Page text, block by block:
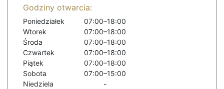
Godziny otwarcia:
Poniedziałek
07:00–18:00
Wtorek
07:00–18:00
Środa
07:00–18:00
Czwartek
07:00–18:00
Piątek
07:00–18:00
Sobota
07:00–15:00
Niedziela
-